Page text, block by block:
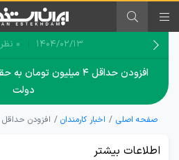
۱۴۰۴/۰۲/۱۳ 0 نظر
افزودن حداقل ۴ میلیون
دولت
صفحه اصلی اخبار کارمندان افزودن حداقل ۴ میلیون تومان به حقوق کارمندان توسط هیئت
اطلاعات بیشتر